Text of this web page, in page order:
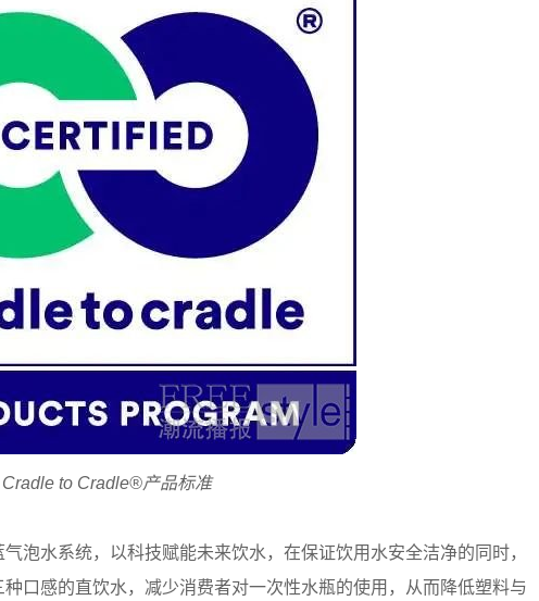
Cradle to Cradle®产品标准
泡水系统，以科技赋能未来饮水，在保证饮用水安全洁净的同时，
口感的直饮水，减少消费者对一次性水瓶的使用，从而降低塑料与